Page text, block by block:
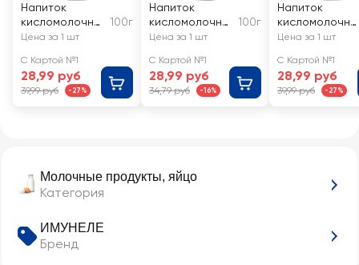
Молочные продукты, яйцо
Категория
ИМУНЕЛЕ
Бренд
Напиток
кисломолочны
й ИМУНЕЛЕ
без змж
100г
Цена за 1 шт
С Картой №1
28,99 руб
39,99 руб -27%
Напиток
кисломолочны
й ИМУНЕЛЕ
1,2%, без змж
100г
Цена за 1 шт
С Картой №1
28,99 руб
34,79 руб -16%
Напиток
кисломолочны
й ИМУНЕЛЕ
1,2%, без змж
Цена за 1 шт
С Картой №1
28,99 руб
39,99 руб -27%